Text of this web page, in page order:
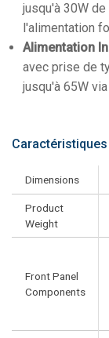
jusqu'à 30W
l'alimentation
Alimentation
avec prise de
jusqu'à 65W
Dimensions
Product
Weight
Front Panel
Components